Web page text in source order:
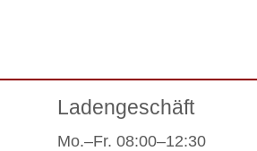
Ladengeschäft
Mo.–Fr. 08:00–12:30